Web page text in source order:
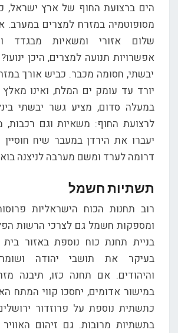
הים ברצועת החוף של ארץ ישראל,
מסופוטמיה במזרח למצרים במערב.
שלום אזורי ומשאיות מבגדד
אפשרויות תנועה למצרים, היכן
יבשתי, חסומה מכבר. כביש אורך
יורד עד עומק ים המלח, ואינו
במעלה סדום, מציע גשר יבשתי
לרצועת החוף: משאיות וגם רכבות,
יעברו את הירדן במעבר שיח חוסיין
דרומה לערד ומשם מערבה לניצנה
תשתיות חשמל
רוב תחנות הכוח הישראליות
ומספקות חשמל גם לצרכי הרשות
בניית תחנת כוח נוספת באזור
בעיקר את תושבי יהודה
והיהודים. אם תחנה כזו, תיבנה
במישור אדומים, יחסכו קווי המתח
כתשתית נוספת על פרוזדור
בתשתיות מרובות. גם זיהום